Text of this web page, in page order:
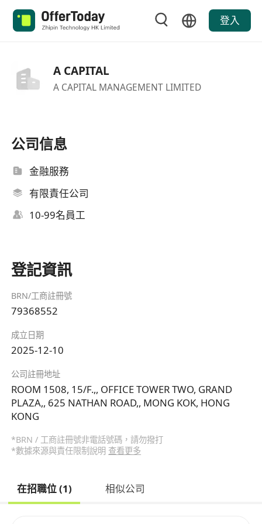
登入
A CAPITAL
A CAPITAL MANAGEMENT LIMITED
公司信息
金融服務
有限責任公司
10-99名員工
登記資訊
BRN/工商註冊號
79368552
成立日期
2025-12-10
公司註冊地址
ROOM 1508, 15/F.,, OFFICE TOWER TWO, GRAND
PLAZA,, 625 NATHAN ROAD,, MONG KOK, HONG
KONG
*BRN / 工商註冊號非電話號碼，請勿撥打
*數據來源與責任限制說明 查看更多
在招職位 (1) 相似公司